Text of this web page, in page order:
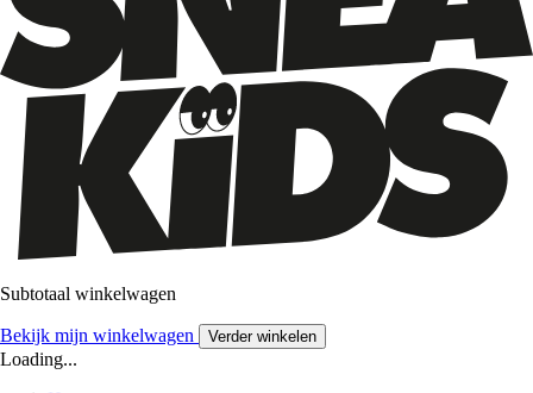
Subtotaal winkelwagen
Bekijk mijn winkelwagen Verder winkelen
Loading...